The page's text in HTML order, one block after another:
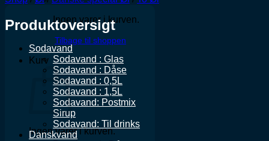
Ingen varer i kurven.
Tilbage til shoppen
Kurv
Ingen varer i kurven.
Produktoversigt
Sodavand
Sodavand : Glas
Sodavand : Dåse
Sodavand : 0,5L
Sodavand : 1,5L
Sodavand: Postmix
Sirup
Sodavand: Til drinks
Danskvand